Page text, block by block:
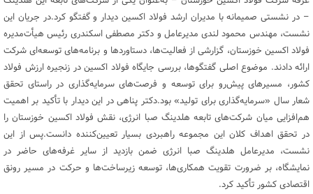
– در نشستی صمیمانه با مدیران ارشد فولاد اکسین دیدار و گفتگو کرد.در جریان این
نشست، مهندس محمود لندی مدیرعامل و دکتر مصطفی اسکندری رئیس هیأت‌مدیره
فولاد اکسین خوزستان، گزارشی از فعالیت‌ها، دستاوردها و برنامه‌های توسعه‌ای شرکت
ارائه دادند. موضوع اصلی گفتگوها، بررسی جایگاه فولاد اکسین در زنجیره ارزش فولاد
کشور، مسیرهای پیش‌رو برای توسعه و فرصت‌های سرمایه‌گذاری در راستای تحقق
شعار سال «سرمایه‌گذاری برای تولید» بود.دکتر پناهی در این دیدار با تأکید بر اهمیت
هم‌افزایی میان شرکت‌های تابعه هلدینگ صبا انرژی، نقش فولاد اکسین خوزستان را
در تحقق اهداف کلان این مجموعه راهبردی بسیار تعیین‌کننده دانست.پس از این
نشست، مدیرعامل هلدینگ صبا انرژی ضمن بازدید از سایر غرفه‌های حاضر در
نمایشگاه، بر ضرورت تقویت همکاری‌ها، توسعه زیرساخت‌ها و حرکت در مسیر رونق
اقتصادی کشور تأکید کرد.